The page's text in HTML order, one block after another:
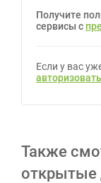
Получите
сервисы с
Если у вас
Также
открытые